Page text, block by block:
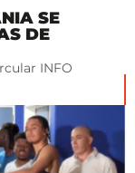
SE
DE
INFO